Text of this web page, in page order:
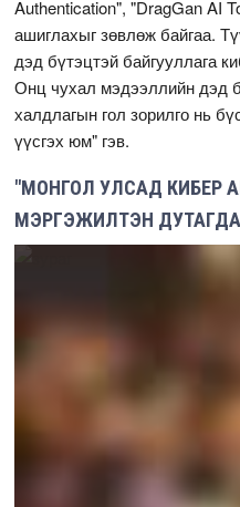
Authentication", "DragGan AI
ашиглахыг зөвлөж байгаа.
дэд бүтэцтэй байгууллага
Онц чухал мэдээллийн дэд
халдлагын гол зорилго нь
үүсгэх юм" гэв.
"МОНГОЛ УЛСАД КИБЕР
МЭРГЭЖИЛТЭН